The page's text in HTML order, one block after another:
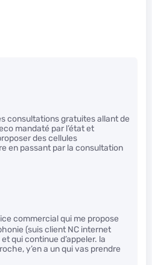
consultations gratuites allant de
mandaté par l’état et
des cellules
en passant par la consultation
commercial qui me propose
(suis client NC internet
qui continue d’appeler. la
y’en a un qui vas prendre